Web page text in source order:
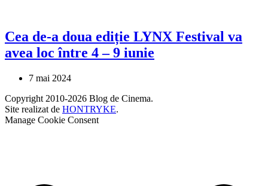
Cea de-a doua ediție LYNX Festival va
avea loc între 4 – 9 iunie
7 mai 2024
Copyright 2010-2026 Blog de Cinema.
Site realizat de HONTRYKE.
Manage Cookie Consent